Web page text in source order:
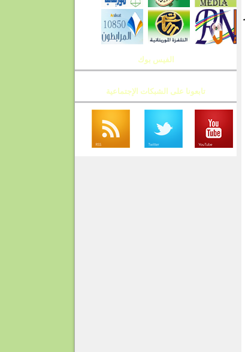
الفيس بوك
تابعونا على الشبكات الإجتماعية